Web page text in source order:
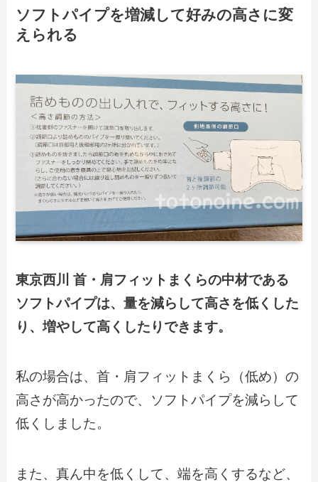
ソフトパイプを増減して好みの高さに変
えられる
東京西川 首・肩フィットまくらの中材である
ソフトパイプは、量を減らして高さを低くした
り、増やして高くしたりできます。
私の場合は、首・肩フィットまくら（低め）の
高さが高かったので、ソフトパイプを減らして
低くしました。
また、真ん中を低くして、端を高くするなど、